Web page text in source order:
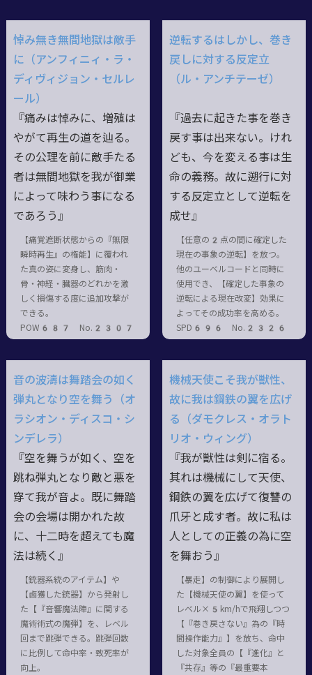
悼み無き無間地獄は敵手
に（アンフィニィ・ラ・
ディヴィジョン・セルレ
ール）
『痛みは悼みに、増殖は
やがて再生の道を辿る。
その公理を前に敵手たる
者は無間地獄を我が御業
によって味わう事になる
であろう』
【痛覚遮断状態からの『無限
瞬時再生』の権能】に覆われ
た真の姿に変身し、筋肉・
骨・神経・臓器のどれかを激
しく損傷する度に追加攻撃が
できる。
POW687 No.2307
逆転するはしかし、巻き
戻しに対する反定立
（ル・アンチテーゼ）
『過去に起きた事を巻き
戻す事は出来ない。けれ
ども、今を変える事は生
命の義務。故に遡行に対
する反定立として逆転を
成せ』
【任意の2点の間に確定した
現在の事象の逆転】を放つ。
他のユーベルコードと同時に
使用でき、【確定した事象の
逆転による現在改変】効果に
よってその成功率を高める。
SPD696 No.2326
音の波濤は舞踏会の如く
弾丸となり空を舞う（オ
ラシオン・ディスコ・シ
ンデレラ）
『空を舞うが如く、空を
跳ね弾丸となり敵と悪を
穿て我が音よ。既に舞踏
会の会場は開かれた故
に、十二時を超えても魔
法は続く』
【銃器系統のアイテム】や
【鹵獲した銃器】から発射し
た【『音響魔法陣』に関する
魔術術式の魔弾】を、レベル
回まで跳弾できる。跳弾回数
に比例して命中率・致死率が
向上。
機械天使こそ我が獣性、
故に我は鋼鉄の翼を広げ
る（ダモクレス・オラト
リオ・ウィング）
『我が獣性は剣に宿る。
其れは機械にして天使、
鋼鉄の翼を広げて復讐の
爪牙と成す者。故に私は
人としての正義の為に空
を舞おう』
【暴走】の制御により展開し
た【機械天使の翼】を使って
レベル×5km/hで飛翔しつつ
【『巻き戻さない』為の『時
間操作能力』】を放ち、命中
した対象全員の【『進化』と
『共存』等の『最重要本